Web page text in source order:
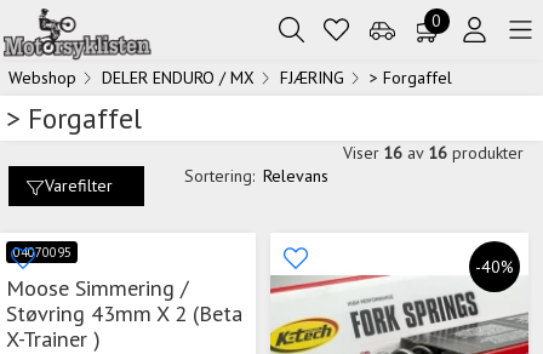
0
Webshop DELER ENDURO / MX FJÆRING > Forgaffel
> Forgaffel
Varefilter Sortering: Relevans
Viser 16 av 16 produkter
04070095
Moose Simmering /
Støvring 43mm X 2 (Beta
X-Trainer )
-40%